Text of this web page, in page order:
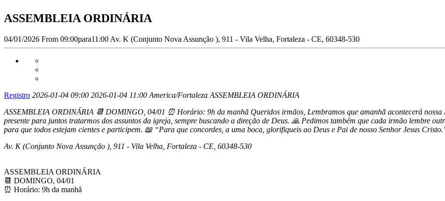
ASSEMBLEIA ORDINÁRIA
04/01/2026 From 09:00para11:00 Av. K (Conjunto Nova Assunção ), 911 - Vila Velha, Fortaleza - CE, 60348-530
Registro 2026-01-04 09:00 2026-01-04 11:00 America/Fortaleza ASSEMBLEIA ORDINÁRIA
ASSEMBLEIA ORDINÁRIA 📆 DOMINGO, 04/01 ⏰ Horário: 9h da manhã Queridos irmãos, Lembramos que amanhã acontecerá nossa
presente para juntos tratarmos dos assuntos da igreja, sempre buscando a direção de Deus. 🙏 Pedimos também que cada irmão lembre
para que todos estejam cientes e participem. 📖 “Para que concordes, a uma boca, glorifiqueis ao Deus e Pai de nosso Senhor Jesus
Av. K (Conjunto Nova Assunção ), 911 - Vila Velha, Fortaleza - CE, 60348-530
ASSEMBLEIA ORDINÁRIA
📆 DOMINGO, 04/01
⏰ Horário: 9h da manhã